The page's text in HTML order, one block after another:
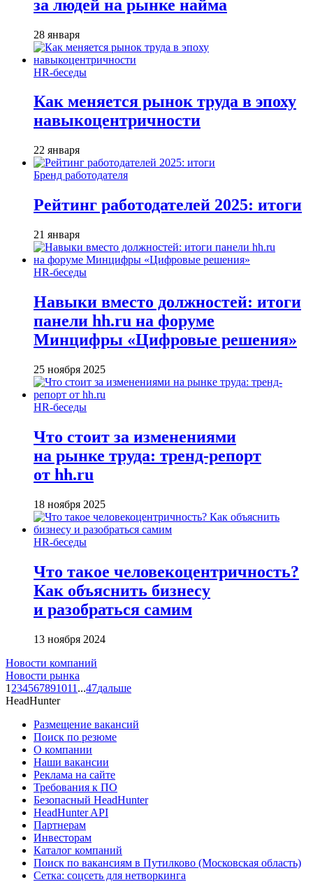
за людей на рынке найма
28 января
HR-беседы
Как меняется рынок труда в эпоху
навыкоцентричности
22 января
Бренд работодателя
Рейтинг работодателей 2025: итоги
21 января
HR-беседы
Навыки вместо должностей: итоги
панели hh.ru на форуме
Минцифры «Цифровые решения»
25 ноября 2025
HR-беседы
Что стоит за изменениями
на рынке труда: тренд-репорт
от hh.ru
18 ноября 2025
HR-беседы
Что такое человеко­центричность?
Как объяснить бизнесу
и разобраться самим
13 ноября 2024
Новости компаний
Новости рынка
1 234567891011 ...47дальше
HeadHunter
Размещение вакансий
Поиск по резюме
О компании
Наши вакансии
Реклама на сайте
Требования к ПО
Безопасный HeadHunter
HeadHunter API
Партнерам
Инвесторам
Каталог компаний
Поиск по вакансиям в Путилково (Московская область)
Сетка: соцсеть для нетворкинга